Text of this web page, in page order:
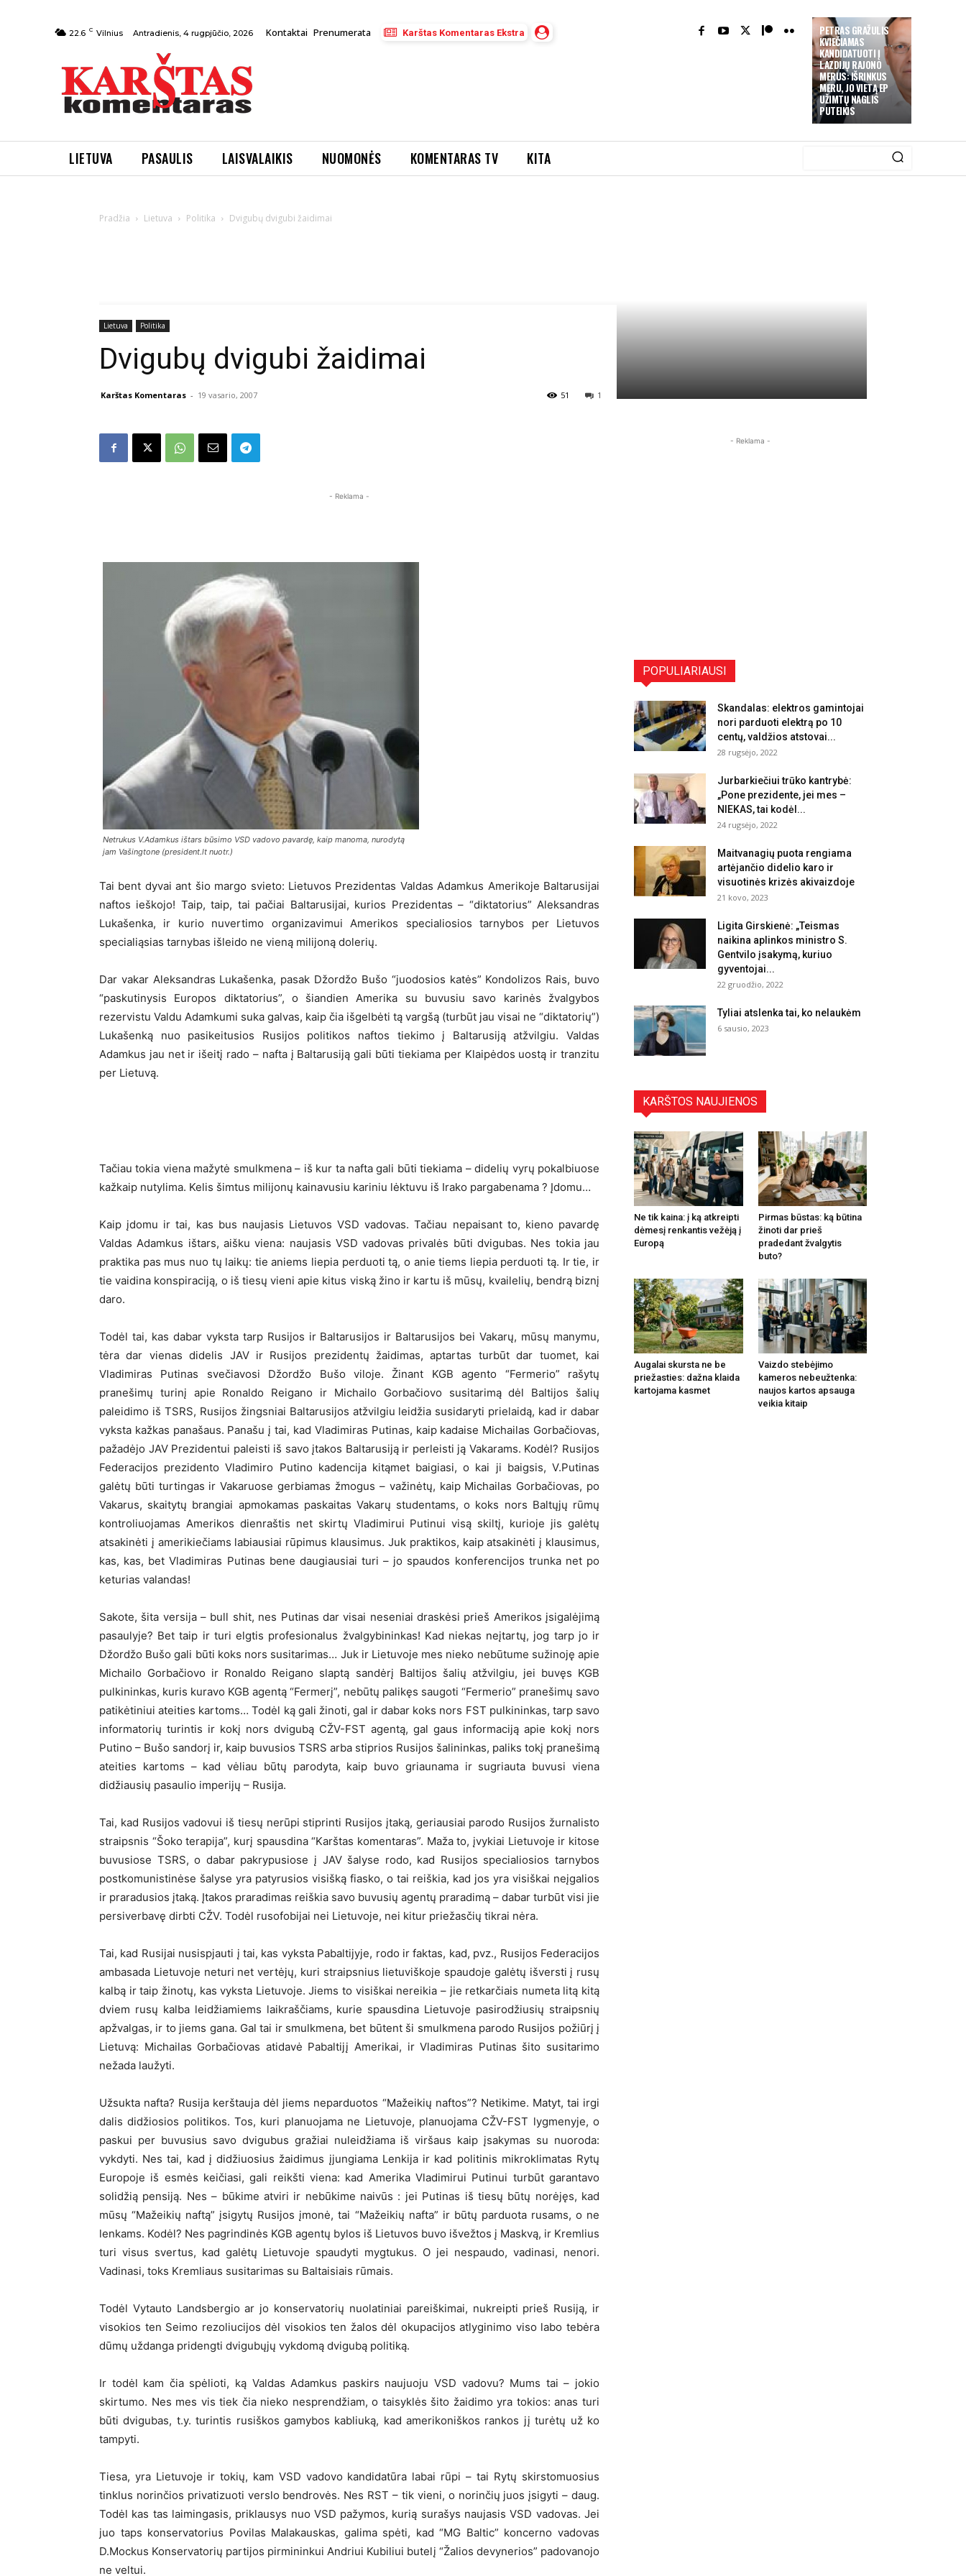
PETRAS GRAŽULIS
KVIEČIAMAS
KANDIDATUOTI Į
LAZDIJŲ RAJONO
MERUS: IŠRINKUS
MERU, JO VIETĄ EP
UŽIMTŲ NAGLIS
PUTEIKIS
22.6 C Vilnius Antradienis, 4 rugpjūčio, 2026 Kontaktai Prenumerata Karštas Komentaras Ekstra
LIETUVA PASAULIS LAISVALAIKIS NUOMONĖS KOMENTARAS TV KITA
Pradžia Lietuva Politika Dvigubų dvigubi žaidimai
Lietuva Politika
Dvigubų dvigubi žaidimai
Karštas Komentaras - 19 vasario, 2007 1
51
- Reklama -
Netrukus V.Adamkus ištars būsimo VSD vadovo pavardę, kaip manoma, nurodytą
jam Vašingtone (president.lt nuotr.)
Tai bent dyvai ant šio margo svieto: Lietuvos Prezidentas Valdas Adamkus Amerikoje Baltarusijai
naftos ieškojo! Taip, taip, tai pačiai Baltarusijai, kurios Prezidentas – “diktatorius” Aleksandras
Lukašenka, ir kurio nuvertimo organizavimui Amerikos specialiosios tarnybos per Lietuvos
specialiąsias tarnybas išleido ne vieną milijoną dolerių.
Dar vakar Aleksandras Lukašenka, pasak Džordžo Bušo “juodosios katės” Kondolizos Rais, buvo
“paskutinysis Europos diktatorius”, o šiandien Amerika su buvusiu savo karinės žvalgybos
rezervistu Valdu Adamkumi suka galvas, kaip čia išgelbėti tą vargšą (turbūt jau visai ne “diktatorių”)
Lukašenką nuo pasikeitusios Rusijos politikos naftos tiekimo į Baltarusiją atžvilgiu. Valdas
Adamkus jau net ir išeitį rado – nafta į Baltarusiją gali būti tiekiama per Klaipėdos uostą ir tranzitu
per Lietuvą.
Tačiau tokia viena mažytė smulkmena – iš kur ta nafta gali būti tiekiama – didelių vyrų pokalbiuose
kažkaip nutylima. Kelis šimtus milijonų kainavusiu kariniu lėktuvu iš Irako pargabenama ? Įdomu…
Kaip įdomu ir tai, kas bus naujasis Lietuvos VSD vadovas. Tačiau nepaisant to, kieno pavardę
Valdas Adamkus ištars, aišku viena: naujasis VSD vadovas privalės būti dvigubas. Nes tokia jau
praktika pas mus nuo tų laikų: tie aniems liepia perduoti tą, o anie tiems liepia perduoti tą. Ir tie, ir
tie vaidina konspiraciją, o iš tiesų vieni apie kitus viską žino ir kartu iš mūsų, kvailelių, bendrą biznį
daro.
Todėl tai, kas dabar vyksta tarp Rusijos ir Baltarusijos ir Baltarusijos bei Vakarų, mūsų manymu,
tėra dar vienas didelis JAV ir Rusijos prezidentų žaidimas, aptartas turbūt dar tuomet, kai
Vladimiras Putinas svečiavosi Džordžo Bušo viloje. Žinant KGB agento “Fermerio” rašytų
pranešimų turinį apie Ronaldo Reigano ir Michailo Gorbačiovo susitarimą dėl Baltijos šalių
paleidimo iš TSRS, Rusijos žingsniai Baltarusijos atžvilgiu leidžia susidaryti prielaidą, kad ir dabar
vyksta kažkas panašaus. Panašu į tai, kad Vladimiras Putinas, kaip kadaise Michailas Gorbačiovas,
pažadėjo JAV Prezidentui paleisti iš savo įtakos Baltarusiją ir perleisti ją Vakarams. Kodėl? Rusijos
Federacijos prezidento Vladimiro Putino kadencija kitąmet baigiasi, o kai ji baigsis, V.Putinas
galėtų būti turtingas ir Vakaruose gerbiamas žmogus – važinėtų, kaip Michailas Gorbačiovas, po
Vakarus, skaitytų brangiai apmokamas paskaitas Vakarų studentams, o koks nors Baltųjų rūmų
kontroliuojamas Amerikos dienraštis net skirtų Vladimirui Putinui visą skiltį, kurioje jis galėtų
atsakinėti į amerikiečiams labiausiai rūpimus klausimus. Juk praktikos, kaip atsakinėti į klausimus,
kas, kas, bet Vladimiras Putinas bene daugiausiai turi – jo spaudos konferencijos trunka net po
keturias valandas!
Sakote, šita versija – bull shit, nes Putinas dar visai neseniai draskėsi prieš Amerikos įsigalėjimą
pasaulyje? Bet taip ir turi elgtis profesionalus žvalgybininkas! Kad niekas neįtartų, jog tarp jo ir
Džordžo Bušo gali būti koks nors susitarimas… Juk ir Lietuvoje mes nieko nebūtume sužinoję apie
Michailo Gorbačiovo ir Ronaldo Reigano slaptą sandėrį Baltijos šalių atžvilgiu, jei buvęs KGB
pulkininkas, kuris kuravo KGB agentą “Fermerį”, nebūtų palikęs saugoti “Fermerio” pranešimų savo
patikėtiniui ateities kartoms… Todėl ką gali žinoti, gal ir dabar koks nors FST pulkininkas, tarp savo
informatorių turintis ir kokį nors dvigubą CŽV-FST agentą, gal gaus informaciją apie kokį nors
Putino – Bušo sandorį ir, kaip buvusios TSRS arba stiprios Rusijos šalininkas, paliks tokį pranešimą
ateities kartoms – kad vėliau būtų parodyta, kaip buvo griaunama ir sugriauta buvusi viena
didžiausių pasaulio imperijų – Rusija.
Tai, kad Rusijos vadovui iš tiesų nerūpi stiprinti Rusijos įtaką, geriausiai parodo Rusijos žurnalisto
straipsnis “Šoko terapija”, kurį spausdina “Karštas komentaras”. Maža to, įvykiai Lietuvoje ir kitose
buvusiose TSRS, o dabar pakrypusiose į JAV šalyse rodo, kad Rusijos specialiosios tarnybos
postkomunistinėse šalyse yra patyrusios visišką fiasko, o tai reiškia, kad jos yra visiškai neįgalios
ir praradusios įtaką. Įtakos praradimas reiškia savo buvusių agentų praradimą – dabar turbūt visi jie
persiverbavę dirbti CŽV. Todėl rusofobijai nei Lietuvoje, nei kitur priežasčių tikrai nėra.
Tai, kad Rusijai nusispjauti į tai, kas vyksta Pabaltijyje, rodo ir faktas, kad, pvz., Rusijos Federacijos
ambasada Lietuvoje neturi net vertėjų, kuri straipsnius lietuviškoje spaudoje galėtų išversti į rusų
kalbą ir taip žinotų, kas vyksta Lietuvoje. Jiems to visiškai nereikia – jie retkarčiais numeta litą kitą
dviem rusų kalba leidžiamiems laikraščiams, kurie spausdina Lietuvoje pasirodžiusių straipsnių
apžvalgas, ir to jiems gana. Gal tai ir smulkmena, bet būtent ši smulkmena parodo Rusijos požiūrį į
Lietuvą: Michailas Gorbačiovas atidavė Pabaltijį Amerikai, ir Vladimiras Putinas šito susitarimo
nežada laužyti.
Užsukta nafta? Rusija kerštauja dėl jiems neparduotos “Mažeikių naftos”? Netikime. Matyt, tai irgi
dalis didžiosios politikos. Tos, kuri planuojama ne Lietuvoje, planuojama CŽV-FST lygmenyje, o
paskui per buvusius savo dvigubus gražiai nuleidžiama iš viršaus kaip įsakymas su nuoroda:
vykdyti. Nes tai, kad į didžiuosius žaidimus įjungiama Lenkija ir kad politinis mikroklimatas Rytų
Europoje iš esmės keičiasi, gali reikšti viena: kad Amerika Vladimirui Putinui turbūt garantavo
solidžią pensiją. Nes – būkime atviri ir nebūkime naivūs : jei Putinas iš tiesų būtų norėjęs, kad
mūsų “Mažeikių naftą” įsigytų Rusijos įmonė, tai “Mažeikių nafta” ir būtų parduota rusams, o ne
lenkams. Kodėl? Nes pagrindinės KGB agentų bylos iš Lietuvos buvo išvežtos į Maskvą, ir Kremlius
turi visus svertus, kad galėtų Lietuvoje spaudyti mygtukus. O jei nespaudo, vadinasi, nenori.
Vadinasi, toks Kremliaus susitarimas su Baltaisiais rūmais.
Todėl Vytauto Landsbergio ar jo konservatorių nuolatiniai pareiškimai, nukreipti prieš Rusiją, ir
visokios ten Seimo rezoliucijos dėl visokios ten žalos dėl okupacijos atlyginimo viso labo tebėra
dūmų uždanga pridengti dvigubųjų vykdomą dvigubą politiką.
Ir todėl kam čia spėlioti, ką Valdas Adamkus paskirs naujuoju VSD vadovu? Mums tai – jokio
skirtumo. Nes mes vis tiek čia nieko nesprendžiam, o taisyklės šito žaidimo yra tokios: anas turi
būti dvigubas, t.y. turintis rusiškos gamybos kabliuką, kad amerikoniškos rankos jį turėtų už ko
tampyti.
Tiesa, yra Lietuvoje ir tokių, kam VSD vadovo kandidatūra labai rūpi – tai Rytų skirstomuosius
tinklus norinčios privatizuoti verslo bendrovės. Nes RST – tik vieni, o norinčių juos įsigyti – daug.
Todėl kas tas laimingasis, priklausys nuo VSD pažymos, kurią surašys naujasis VSD vadovas. Jei
juo taps konservatorius Povilas Malakauskas, galima spėti, kad “MG Baltic” koncerno vadovas
D.Mockus Konservatorių partijos pirmininkui Andriui Kubiliui butelį “Žalios devynerios” padovanojo
ne veltui.
- Reklama -
POPULIARIAUSI
Skandalas: elektros gamintojai
nori parduoti elektrą po 10
centų, valdžios atstovai...
28 rugsėjo, 2022
Jurbarkiečiui trūko kantrybė:
„Pone prezidente, jei mes –
NIEKAS, tai kodėl...
24 rugsėjo, 2022
Maitvanagių puota rengiama
artėjančio didelio karo ir
visuotinės krizės akivaizdoje
21 kovo, 2023
Ligita Girskienė: „Teismas
naikina aplinkos ministro S.
Gentvilo įsakymą, kuriuo
gyventojai...
22 gruodžio, 2022
Tyliai atslenka tai, ko nelaukėm
6 sausio, 2023
KARŠTOS NAUJIENOS
Ne tik kaina: į ką atkreipti
dėmesį renkantis vežėją į
Europą
Pirmas būstas: ką būtina
žinoti dar prieš
pradedant žvalgytis
buto?
Augalai skursta ne be
priežasties: dažna klaida
kartojama kasmet
Vaizdo stebėjimo
kameros nebeužtenka:
naujos kartos apsauga
veikia kitaip